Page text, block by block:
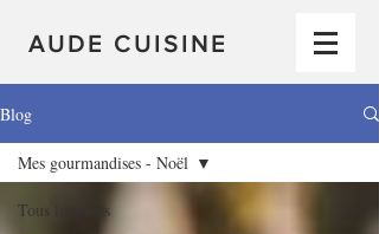
AUDE CUISINE
Blog
Tous les posts
Mes gourmandises - Noël